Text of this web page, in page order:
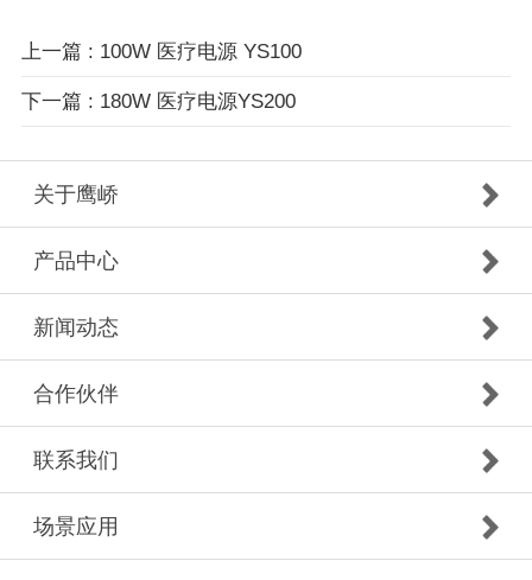
上一篇 : 100W 医疗电源 YS100
下一篇 : 180W 医疗电源YS200
关于鹰峤
产品中心
新闻动态
合作伙伴
联系我们
场景应用